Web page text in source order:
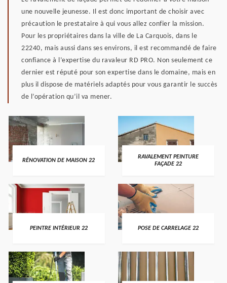
une nouvelle jeunesse. Il est donc important de choisir avec
précaution le prestataire à qui vous allez confier la mission.
Pour les propriétaires dans la ville de La Carquois, dans le
22240, mais aussi dans ses environs, il est recommandé de faire
confiance à l’expertise du ravaleur RD PRO. Non seulement ce
dernier est réputé pour son expertise dans le domaine, mais en
plus il dispose de matériels adaptés pour vous garantir le succès
de l’opération qu’il va mener.
RÉNOVATION DE MAISON 22
RAVALEMENT PEINTURE
FAÇADE 22
PEINTRE INTÉRIEUR 22 POSE DE CARRELAGE 22